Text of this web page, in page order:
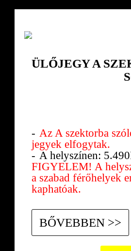
ÜLŐJEGY A
Az A szektorba
jegyek elfogytak.
A helyszínen:
FIGYELEM! A
a szabad férőhelyek
kaphatóak.
BŐVEBBEN >>